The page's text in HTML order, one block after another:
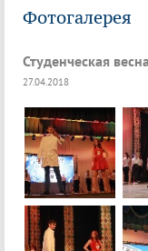
Фотогалерея
Студенческая
27.04.2018